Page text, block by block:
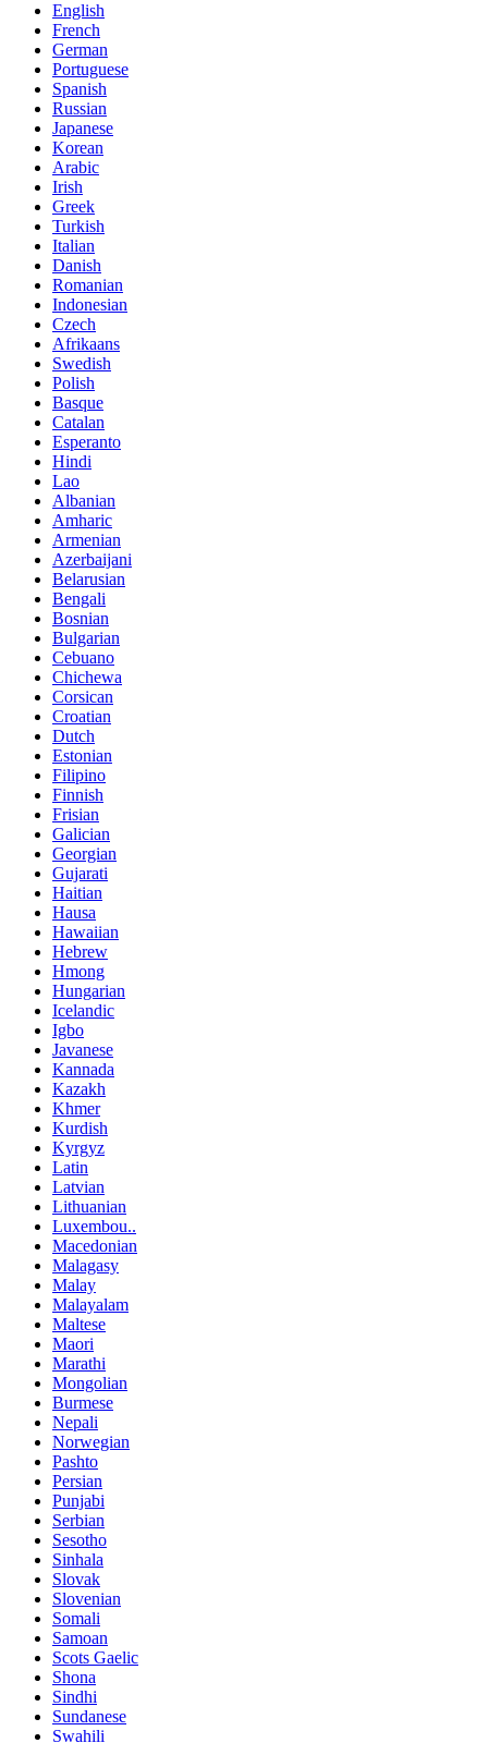
English
French
German
Portuguese
Spanish
Russian
Japanese
Korean
Arabic
Irish
Greek
Turkish
Italian
Danish
Romanian
Indonesian
Czech
Afrikaans
Swedish
Polish
Basque
Catalan
Esperanto
Hindi
Lao
Albanian
Amharic
Armenian
Azerbaijani
Belarusian
Bengali
Bosnian
Bulgarian
Cebuano
Chichewa
Corsican
Croatian
Dutch
Estonian
Filipino
Finnish
Frisian
Galician
Georgian
Gujarati
Haitian
Hausa
Hawaiian
Hebrew
Hmong
Hungarian
Icelandic
Igbo
Javanese
Kannada
Kazakh
Khmer
Kurdish
Kyrgyz
Latin
Latvian
Lithuanian
Luxembou..
Macedonian
Malagasy
Malay
Malayalam
Maltese
Maori
Marathi
Mongolian
Burmese
Nepali
Norwegian
Pashto
Persian
Punjabi
Serbian
Sesotho
Sinhala
Slovak
Slovenian
Somali
Samoan
Scots Gaelic
Shona
Sindhi
Sundanese
Swahili